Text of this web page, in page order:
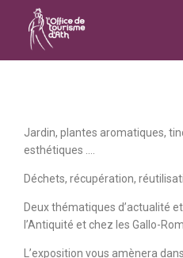
Jardin, plantes aromatiques,
esthétiques ….
Déchets, récupération,
Deux thématiques d’actualité
l’Antiquité et chez les Gallo-
L’exposition vous amènera